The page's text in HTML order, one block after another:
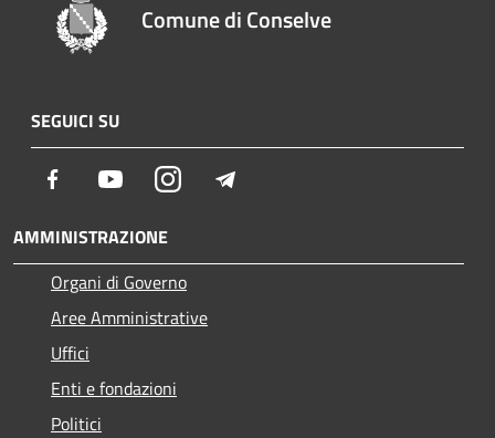
Comune di Conselve
SEGUICI SU
Facebook YoutubeInstagram
AMMINISTRAZIONE
Organi di Governo
Aree Amministrative
Uffici
Enti e fondazioni
Politici